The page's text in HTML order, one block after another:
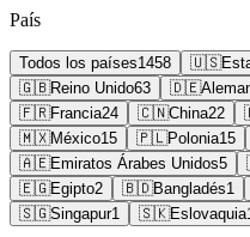
País
Todos los países1458 🇺🇸
🇬🇧Reino Unido63 🇩🇪
🇫🇷Francia24 🇨🇳China22
🇲🇽México15 🇵🇱Polonia15
🇦🇪Emiratos Árabes Unidos5
🇪🇬Egipto2 🇧🇩Bangladés1
🇸🇬Singapur1 🇸🇰Eslovaquia1